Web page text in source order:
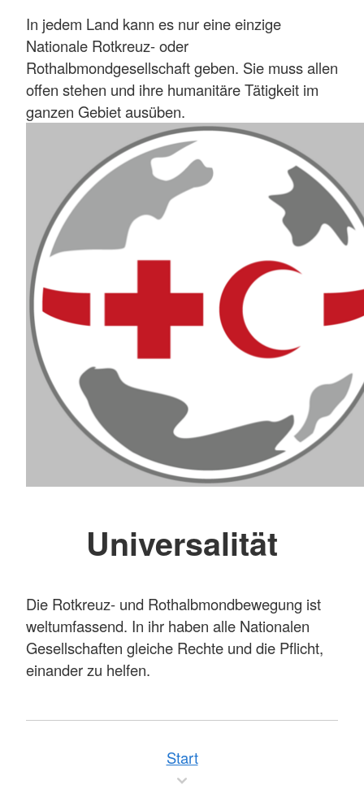
In jedem Land kann es nur eine einzige
Nationale Rotkreuz- oder
Rothalbmondgesellschaft geben. Sie muss allen
offen stehen und ihre humanitäre Tätigkeit im
ganzen Gebiet ausüben.
Universalität
Die Rotkreuz- und Rothalbmondbewegung ist
weltumfassend. In ihr haben alle Nationalen
Gesellschaften gleiche Rechte und die Pflicht,
einander zu helfen.
Start